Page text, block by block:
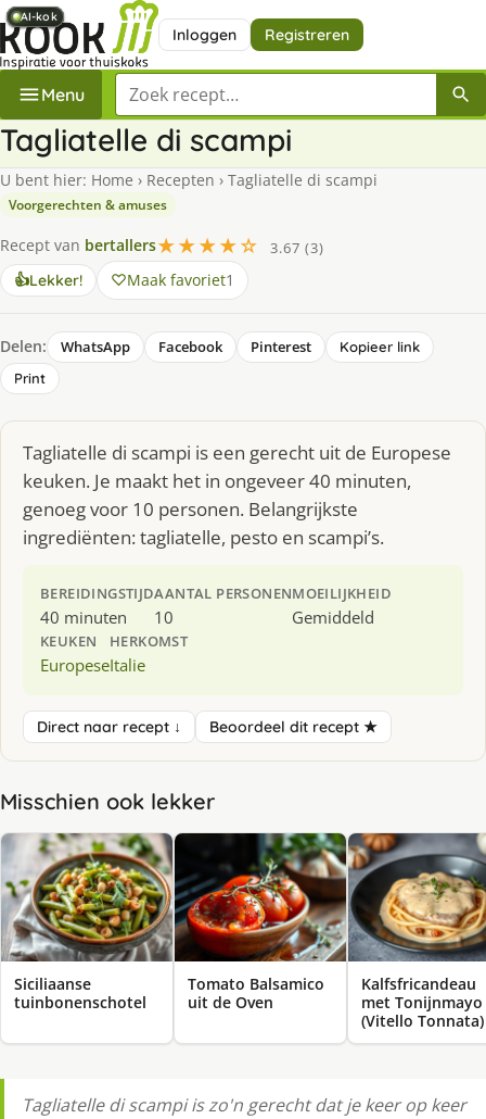
Inloggen Registreren
Menu Zoek een recept
Tagliatelle di scampi
U bent hier: Home › Recepten › Tagliatelle di scampi
Voorgerechten & amuses
Recept van bertallers★★★★☆
3.67 (3)
👍Lekker! Maak favoriet1
Delen: WhatsApp Facebook Pinterest
Kopieer link
Print
Tagliatelle di scampi is een gerecht uit de Europese
keuken. Je maakt het in ongeveer 40 minuten,
genoeg voor 10 personen. Belangrijkste
ingrediënten: tagliatelle, pesto en scampi’s.
BEREIDINGSTIJD
40 minuten
AANTAL PERSONEN
10
MOEILIJKHEID
Gemiddeld
KEUKEN
Europese
HERKOMST
Italie
Direct naar recept ↓ Beoordeel dit recept ★
Misschien ook lekker
AI-kok
Siciliaanse
tuinbonenschotel
AI-kok
Tomato Balsamico
uit de Oven
AI-kok
Kalfsfricandeau
met Tonijnmayo
(Vitello Tonnata)
AI-kok
AI-kok
AI-kok
Tagliatelle di scampi is zo'n gerecht dat je keer op keer